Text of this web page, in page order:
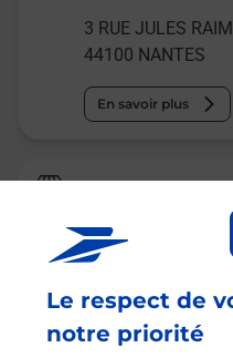
Le respect de
notre priorité
3 RUE JULES
44100 NANTES
En savoir plus
La Poste
NANTES
71 ROUTE DE
44100 NANTES